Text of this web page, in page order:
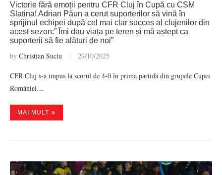
Victorie fără emoții pentru CFR Cluj în Cupă cu CSM
Slatina! Adrian Păun a cerut suporterilor să vină în
sprijinul echipei după cel mai clar succes al clujenilor din
acest sezon:” Îmi dau viața pe teren și mă aștept ca
suporterii să fie alături de noi”
by Christian Suciu 29/10/2025
CFR Cluj s-a impus la scorul de 4-0 în prima partidă din grupele Cupei
României…
MAI MULT